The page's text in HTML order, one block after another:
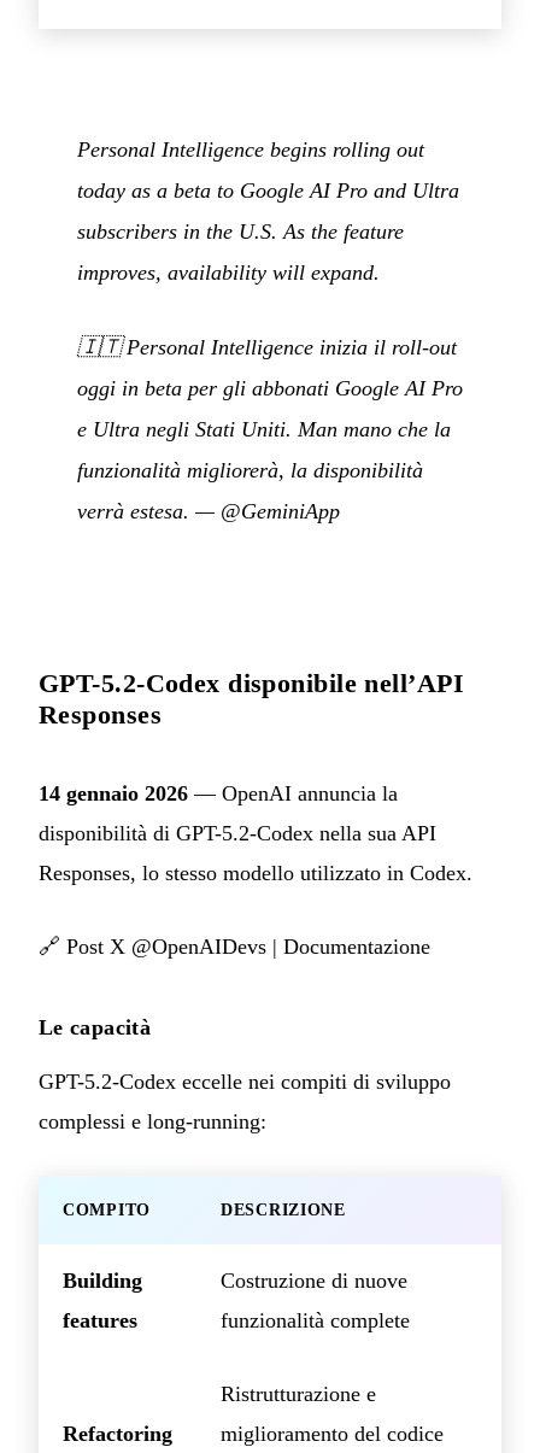
Personal Intelligence begins rolling out
today as a beta to Google AI Pro and Ultra
subscribers in the U.S. As the feature
improves, availability will expand.
🇮🇹Personal Intelligence inizia il roll-out
oggi in beta per gli abbonati Google AI Pro
e Ultra negli Stati Uniti. Man mano che la
funzionalità migliorerà, la disponibilità
verrà estesa. — @GeminiApp
GPT-5.2-Codex disponibile nell’API
Responses
14 gennaio 2026 — OpenAI annuncia la
disponibilità di GPT-5.2-Codex nella sua API
Responses, lo stesso modello utilizzato in Codex.
🔗 Post X @OpenAIDevs | Documentazione
Le capacità
GPT-5.2-Codex eccelle nei compiti di sviluppo
complessi e long-running:
COMPITO DESCRIZIONE
Building
features
Costruzione di nuove
funzionalità complete
Refactoring
Ristrutturazione e
miglioramento del codice